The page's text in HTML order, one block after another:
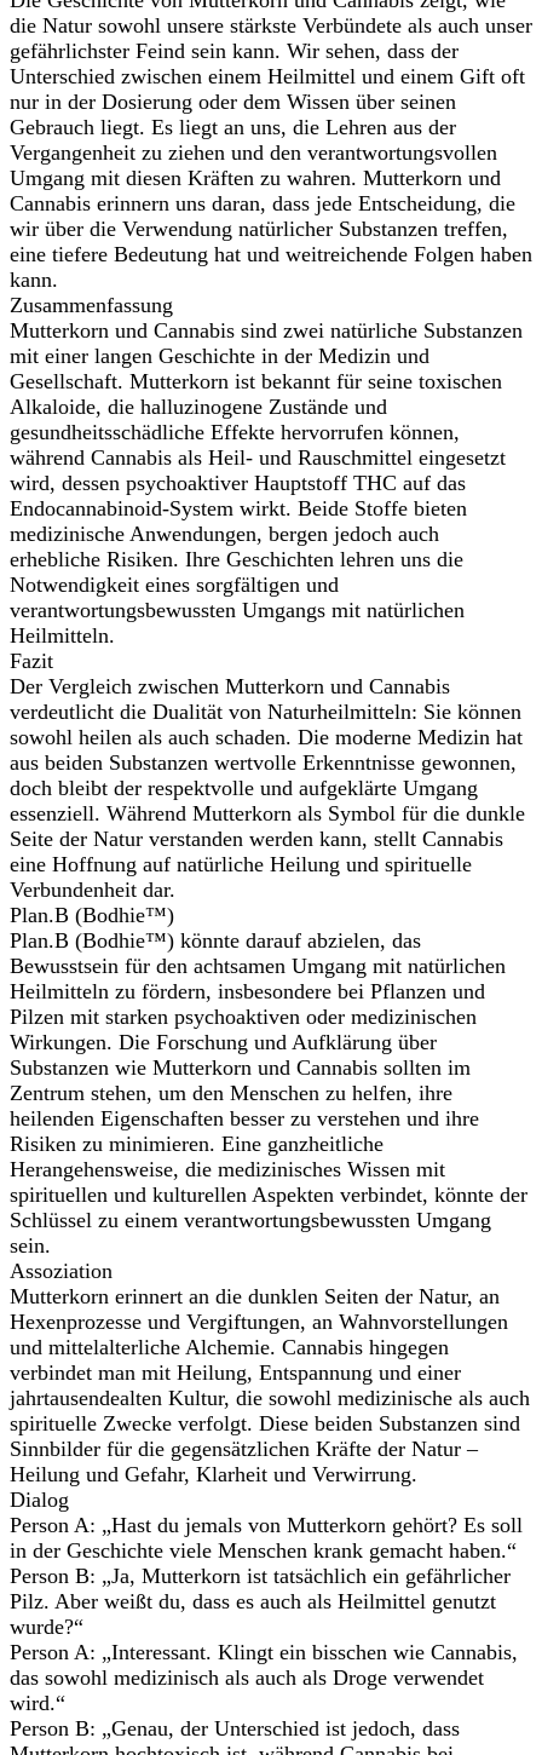
die Natur sowohl unsere stärkste Verbündete als auch unser
gefährlichster Feind sein kann. Wir sehen, dass der
Unterschied zwischen einem Heilmittel und einem Gift oft
nur in der Dosierung oder dem Wissen über seinen
Gebrauch liegt. Es liegt an uns, die Lehren aus der
Vergangenheit zu ziehen und den verantwortungsvollen
Umgang mit diesen Kräften zu wahren. Mutterkorn und
Cannabis erinnern uns daran, dass jede Entscheidung, die
wir über die Verwendung natürlicher Substanzen treffen,
eine tiefere Bedeutung hat und weitreichende Folgen haben
kann.
Zusammenfassung
Mutterkorn und Cannabis sind zwei natürliche Substanzen
mit einer langen Geschichte in der Medizin und
Gesellschaft. Mutterkorn ist bekannt für seine toxischen
Alkaloide, die halluzinogene Zustände und
gesundheitsschädliche Effekte hervorrufen können,
während Cannabis als Heil- und Rauschmittel eingesetzt
wird, dessen psychoaktiver Hauptstoff THC auf das
Endocannabinoid-System wirkt. Beide Stoffe bieten
medizinische Anwendungen, bergen jedoch auch
erhebliche Risiken. Ihre Geschichten lehren uns die
Notwendigkeit eines sorgfältigen und
verantwortungsbewussten Umgangs mit natürlichen
Heilmitteln.
Fazit
Der Vergleich zwischen Mutterkorn und Cannabis
verdeutlicht die Dualität von Naturheilmitteln: Sie können
sowohl heilen als auch schaden. Die moderne Medizin hat
aus beiden Substanzen wertvolle Erkenntnisse gewonnen,
doch bleibt der respektvolle und aufgeklärte Umgang
essenziell. Während Mutterkorn als Symbol für die dunkle
Seite der Natur verstanden werden kann, stellt Cannabis
eine Hoffnung auf natürliche Heilung und spirituelle
Verbundenheit dar.
Plan.B (Bodhie™)
Plan.B (Bodhie™) könnte darauf abzielen, das
Bewusstsein für den achtsamen Umgang mit natürlichen
Heilmitteln zu fördern, insbesondere bei Pflanzen und
Pilzen mit starken psychoaktiven oder medizinischen
Wirkungen. Die Forschung und Aufklärung über
Substanzen wie Mutterkorn und Cannabis sollten im
Zentrum stehen, um den Menschen zu helfen, ihre
heilenden Eigenschaften besser zu verstehen und ihre
Risiken zu minimieren. Eine ganzheitliche
Herangehensweise, die medizinisches Wissen mit
spirituellen und kulturellen Aspekten verbindet, könnte der
Schlüssel zu einem verantwortungsbewussten Umgang
sein.
Assoziation
Mutterkorn erinnert an die dunklen Seiten der Natur, an
Hexenprozesse und Vergiftungen, an Wahnvorstellungen
und mittelalterliche Alchemie. Cannabis hingegen
verbindet man mit Heilung, Entspannung und einer
jahrtausendealten Kultur, die sowohl medizinische als auch
spirituelle Zwecke verfolgt. Diese beiden Substanzen sind
Sinnbilder für die gegensätzlichen Kräfte der Natur –
Heilung und Gefahr, Klarheit und Verwirrung.
Dialog
Person A: „Hast du jemals von Mutterkorn gehört? Es soll
in der Geschichte viele Menschen krank gemacht haben.“
Person B: „Ja, Mutterkorn ist tatsächlich ein gefährlicher
Pilz. Aber weißt du, dass es auch als Heilmittel genutzt
wurde?“
Person A: „Interessant. Klingt ein bisschen wie Cannabis,
das sowohl medizinisch als auch als Droge verwendet
wird.“
Person B: „Genau, der Unterschied ist jedoch, dass